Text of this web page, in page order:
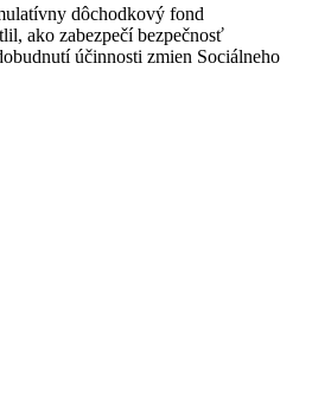
dôchodkový fond
ako zabezpečí bezpečnosť
účinnosti zmien Sociálneho